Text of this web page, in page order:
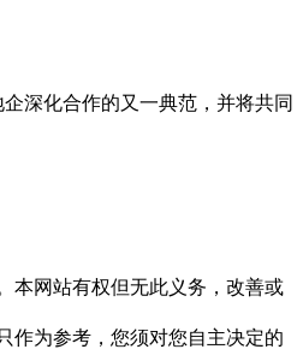
深化合作的又一典范，并将共同
本网站有权但无此义务，改善或
作为参考，您须对您自主决定的